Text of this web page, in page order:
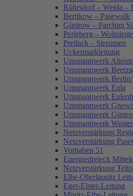
Röhrsdorf – Weida –
Bertikow – Pasewalk
Güstrow – Parchim
Perleberg –
Preilack – Streumen
Uckermarkleitung
Umspannwerk
Umspannwerk
Umspannwerk
Umspannwerk Eula
Umspannwerk
Umspannwerk
Umspannwerk
Umspannwerk
Netzverstärkung
Netzverstärkung
Vorhaben 51
Energiedreieck
Netzverstärkung
Elbe-Oberlausitz
Eger-Elster-Leitung